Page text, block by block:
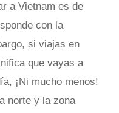
a Vietnam es de
con la
si viajas en
que vayas a
¡Ni mucho menos!
norte y la zona